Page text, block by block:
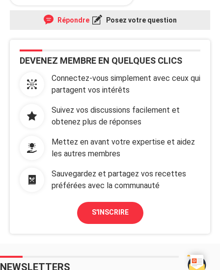
Répondre Posez votre question
DEVENEZ MEMBRE EN QUELQUES CLICS
Connectez-vous simplement avec ceux qui
partagent vos intérêts
Suivez vos discussions facilement et
obtenez plus de réponses
Mettez en avant votre expertise et aidez
les autres membres
Sauvegardez et partagez vos recettes
préférées avec la communauté
S'INSCRIRE
NEWSLETTERS